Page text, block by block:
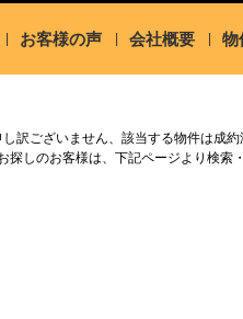
お客様の声 会社概要 物
し訳ございません、該当する物件は成約
探しのお客様は、下記ページより検索